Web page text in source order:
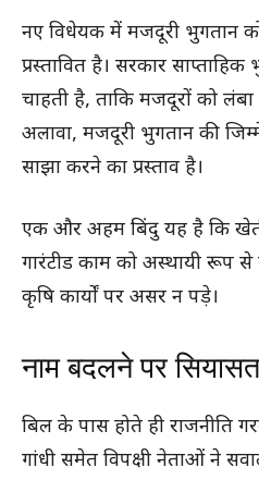
नए विधेयक में मजदूरी भुगतान
प्रस्तावित है। सरकार
चाहती है, ताकि मजदूरों को
अलावा, मजदूरी भुगतान की
साझा करने का प्रस्ताव है।
एक और अहम बिंदु यह है कि
गारंटीड काम को अस्थायी रूप
कृषि कार्यों पर असर न पड़े।
नाम बदलने पर
बिल के पास होते ही राजनीति
गांधी समेत विपक्षी नेताओं ने